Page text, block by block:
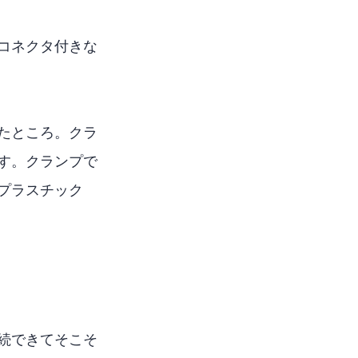
るコネクタ付きな
ところ。クラ
。クランプで
ラスチック
できてそこそ